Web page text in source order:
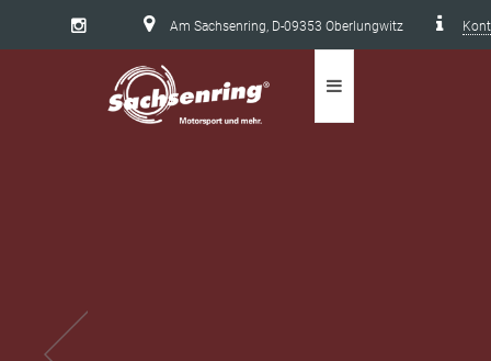
Am Sachsenring, D-09353 Oberlungwitz